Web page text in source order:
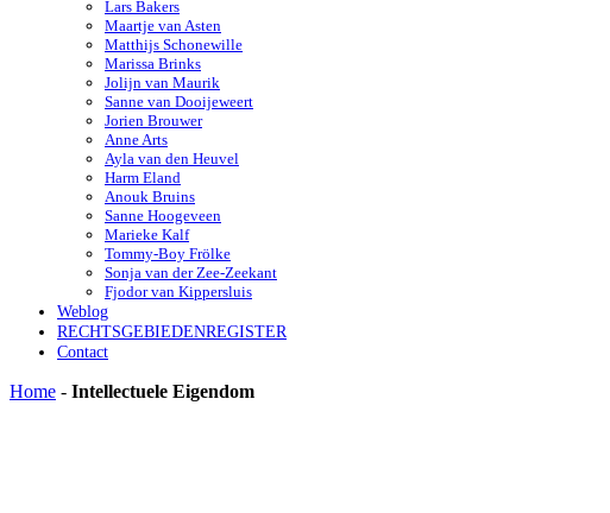
Lars Bakers
Maartje van Asten
Matthijs Schonewille
Marissa Brinks
Jolijn van Maurik
Sanne van Dooijeweert
Jorien Brouwer
Anne Arts
Ayla van den Heuvel
Harm Eland
Anouk Bruins
Sanne Hoogeveen
Marieke Kalf
Tommy-Boy Frölke
Sonja van der Zee-Zeekant
Fjodor van Kippersluis
Weblog
RECHTSGEBIEDENREGISTER
Contact
Home - Intellectuele Eigendom